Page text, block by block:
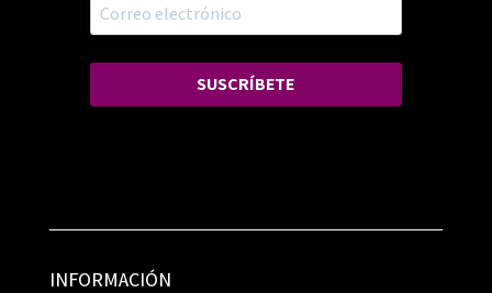
SUSCRÍBETE
INFORMACIÓN